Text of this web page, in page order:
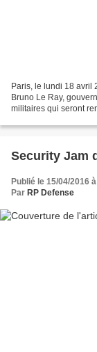
Paris, le lundi 18 avril
Bruno Le Ray,
militaires qui seront
Security Jam
Publié le 15/04/2016
Par RP Defense